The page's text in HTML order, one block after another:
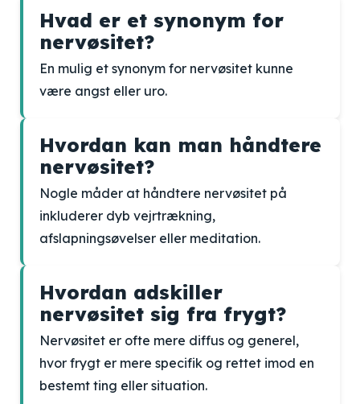
Hvad er et synonym for
nervøsitet?
En mulig et synonym for nervøsitet kunne
være angst eller uro.
Hvordan kan man håndtere
nervøsitet?
Nogle måder at håndtere nervøsitet på
inkluderer dyb vejrtrækning,
afslapningsøvelser eller meditation.
Hvordan adskiller
nervøsitet sig fra frygt?
Nervøsitet er ofte mere diffus og generel,
hvor frygt er mere specifik og rettet imod en
bestemt ting eller situation.